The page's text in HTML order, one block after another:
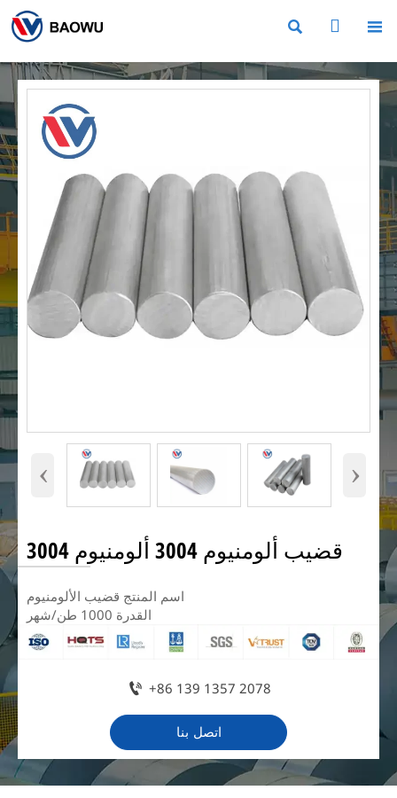
  
‹ ›
قضيب ألومنيوم 3004 ألومنيوم 3004
اسم المنتج قضيب الألومنيوم
القدرة 1000 طن/شهر
 +86 139 1357 2078
اتصل بنا